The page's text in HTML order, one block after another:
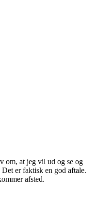
om, at jeg vil ud og se og
Det er faktisk en god aftale.
afsted.